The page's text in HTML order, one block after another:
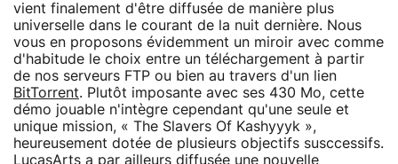
vient finalement d'être diffusée de manière plus
universelle dans le courant de la nuit dernière. Nous
vous en proposons évidemment un miroir avec comme
d'habitude le choix entre un téléchargement à partir
de nos serveurs FTP ou bien au travers d'un lien
BitTorrent. Plutôt imposante avec ses 430 Mo, cette
démo jouable n'intègre cependant qu'une seule et
unique mission, « The Slavers Of Kashyyyk »,
heureusement dotée de plusieurs objectifs susccessifs.
LucasArts a par ailleurs diffusée une nouvelle